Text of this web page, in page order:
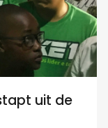
uit de